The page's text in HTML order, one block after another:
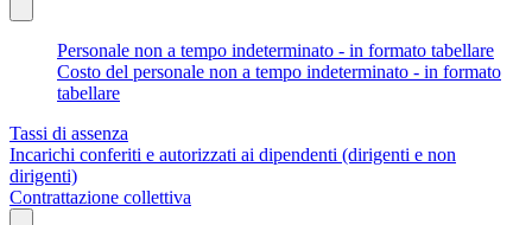
Personale non a tempo indeterminato - in formato tabellare
Costo del personale non a tempo indeterminato - in formato
tabellare
Tassi di assenza
Incarichi conferiti e autorizzati ai dipendenti (dirigenti e non
dirigenti)
Contrattazione collettiva